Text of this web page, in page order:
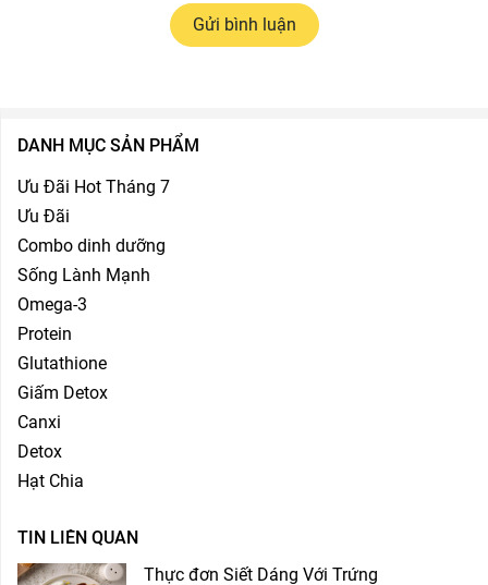
Gửi bình luận
DANH MỤC SẢN PHẨM
Ưu Đãi Hot Tháng 7
Ưu Đãi
Combo dinh dưỡng
Sống Lành Mạnh
Omega-3
Protein
Glutathione
Giấm Detox
Canxi
Detox
Hạt Chia
TIN LIÊN QUAN
Thực đơn Siết Dáng Với Trứng